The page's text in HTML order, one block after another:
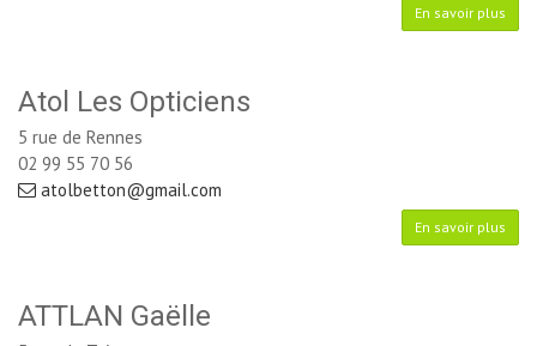
En savoir plus
Atol Les Opticiens
5 rue de Rennes
02 99 55 70 56
atolbetton@gmail.com
En savoir plus
ATTLAN Gaëlle